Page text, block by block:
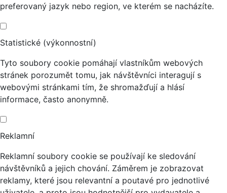
preferovaný jazyk nebo region, ve kterém se nacházíte.
Statistické (výkonnostní)
Tyto soubory cookie pomáhají vlastníkům webových
stránek porozumět tomu, jak návštěvníci interagují s
webovými stránkami tím, že shromažďují a hlásí
informace, často anonymně.
Reklamní
Reklamní soubory cookie se používají ke sledování
návštěvníků a jejich chování. Záměrem je zobrazovat
reklamy, které jsou relevantní a poutavé pro jednotlivé